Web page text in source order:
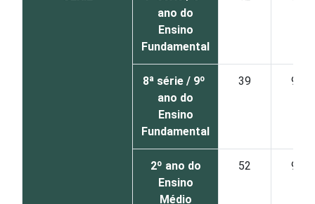
ano do
Ensino
Fundamental
8ª série / 9º
ano do
Ensino
Fundamental
39 95
2º ano do
Ensino
Médio
52 95